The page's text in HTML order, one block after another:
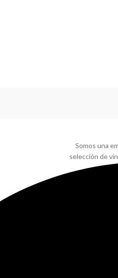
Somos una
selección de